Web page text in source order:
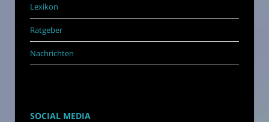
Lexikon
Ratgeber
Nachrichten
SOCIAL MEDIA